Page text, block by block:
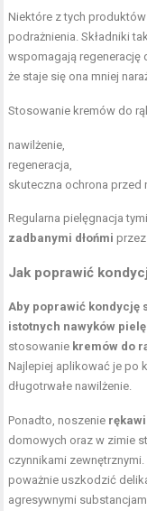
Niektóre z tych
podrażnienia. Składniki
wspomagają regenerację
że staje się ona mniej
Stosowanie kremów do
nawilżenie,
regeneracja,
skuteczna ochrona przed
Regularna pielęgnacja
zadbanymi dłońmi
Jak poprawić
Aby poprawić kondycję
istotnych nawyków
stosowanie kremów do
Najlepiej aplikować je po
długotrwałe nawilżenie.
Ponadto, noszenie
domowych oraz w zimie
czynnikami
poważnie uszkodzić
agresywnymi